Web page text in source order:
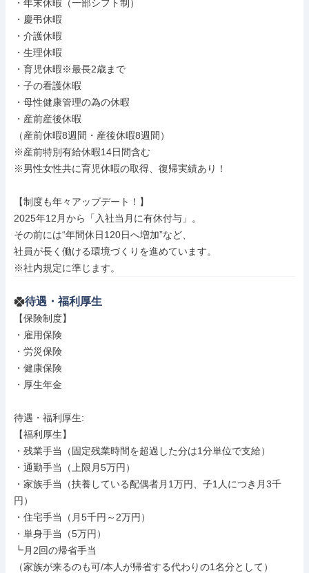
・年末休暇（一部シフト制）
・慶弔休暇
・介護休暇
・生理休暇
・育児休暇※最長2歳まで
・子の看護休暇
・母性健康管理の為の休暇
・産前産後休暇
（産前休暇8週間・産後休暇8週間）
※産前特別有給休暇14日間含む
※男性女性共に育児休暇の取得、復帰実績あり！
【制度も年々アップデート！】
2025年12月から「入社当月に有休付与」。
その前には“年間休日120日へ増加”など、
社員が長く働ける環境づくりを進めています。
※社内規定に準じます。
待遇・福利厚生
【保険制度】
・雇用保険
・労災保険
・健康保険
・厚生年金
待遇・福利厚生:
【福利厚生】
・残業手当（固定残業時間を超過した分は1分単位で支給）
・通勤手当（上限月5万円）
・家族手当（扶養している配偶者月1万円、子1人につき月3千
円）
・住宅手当（月5千円～2万円）
・単身手当（5万円）
┗月2回の帰省手当
（家族が来るのも可/本人が帰省する代わりの1名分として）